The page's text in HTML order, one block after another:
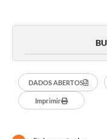
DADOS ABERTOS
Imprimir